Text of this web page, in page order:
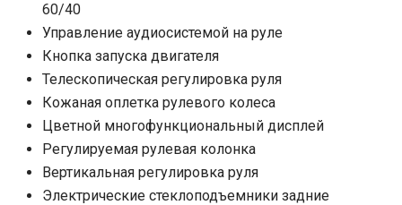
60/40
Управление аудиосистемой на руле
Кнопка запуска двигателя
Телескопическая регулировка руля
Кожаная оплетка рулевого колеса
Цветной многофункциональный дисплей
Регулируемая рулевая колонка
Вертикальная регулировка руля
Электрические стеклоподъемники задние